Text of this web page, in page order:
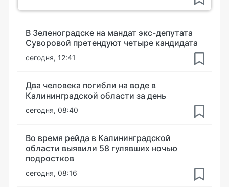
В Зеленоградске на мандат экс-депутата
Суворовой претендуют четыре кандидата
сегодня, 12:41
Два человека погибли на воде в
Калининградской области за день
сегодня, 08:40
Во время рейда в Калининградской
области выявили 58 гулявших ночью
подростков
сегодня, 08:16